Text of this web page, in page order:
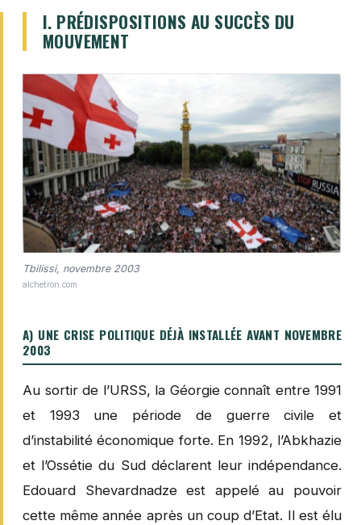
I. PRÉDISPOSITIONS AU SUCCÈS DU
MOUVEMENT
Tbilissi, novembre 2003
alchetron.com
A) UNE CRISE POLITIQUE DÉJÀ INSTALLÉE AVANT NOVEMBRE
2003
Au sortir de l’URSS, la Géorgie connaît entre 1991
et 1993 une période de guerre civile et
d’instabilité économique forte. En 1992, l’Abkhazie
et l’Ossétie du Sud déclarent leur indépendance.
Edouard Shevardnadze est appelé au pouvoir
cette même année après un coup d’Etat. Il est élu